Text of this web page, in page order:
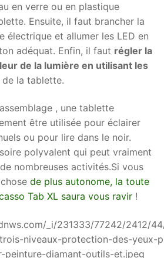
en verre ou en plastique
Ensuite, il faut brancher la
électrique et allumer les LED en
adéquat. Enfin, il faut régler la
de la lumière en utilisant les
de la tablette.
, une tablette
être utilisée pour éclairer
ou pour lire dans le noir.
polyvalent qui peut vraiment
nombreuses activités.Si vous
de plus autonome, la toute
Tab XL saura vous ravir !